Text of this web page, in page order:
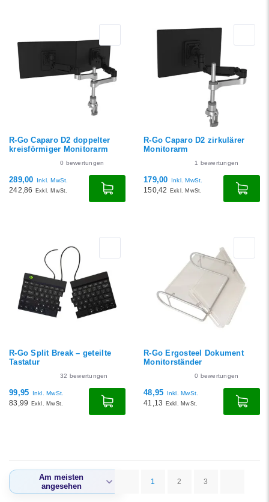
R-Go Caparo D2 doppelter
kreisförmiger Monitorarm
0 bewertungen
289,00 Inkl. MwSt.
242,86 Exkl. MwSt.
R-Go Caparo D2 zirkulärer
Monitorarm
1 bewertungen
179,00 Inkl. MwSt.
150,42 Exkl. MwSt.
R-Go Split Break – geteilte
Tastatur
32 bewertungen
99,95 Inkl. MwSt.
83,99 Exkl. MwSt.
R-Go Ergosteel Dokument
Monitorständer
0 bewertungen
48,95 Inkl. MwSt.
41,13 Exkl. MwSt.
Am meisten
angesehen
1 2 3